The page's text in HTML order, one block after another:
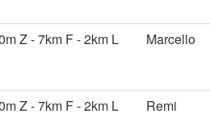
Z - 7km F - 2km L Marcello
Z - 7km F - 2km L Remi